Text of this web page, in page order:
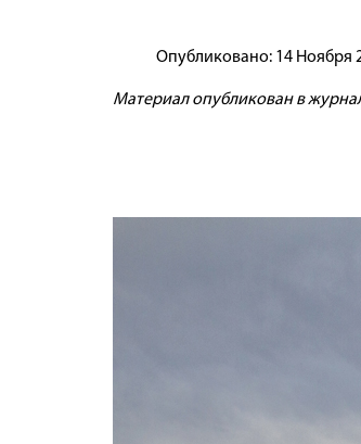
Опубликовано: 14 Ноября
Материал опубликован в